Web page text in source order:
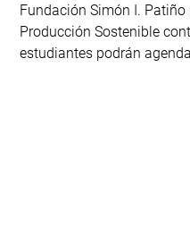
Fundación Simón I.
Producción Sostenible
estudiantes podrán